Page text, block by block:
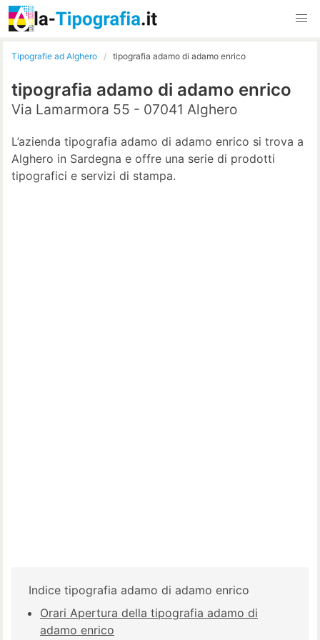
Tipografie ad Alghero tipografia adamo di adamo enrico
tipografia adamo di adamo enrico
Via Lamarmora 55 - 07041 Alghero
L’azienda tipografia adamo di adamo enrico si trova a
Alghero in Sardegna e offre una serie di prodotti
tipografici e servizi di stampa.
Indice tipografia adamo di adamo enrico
Orari Apertura della tipografia adamo di
adamo enrico